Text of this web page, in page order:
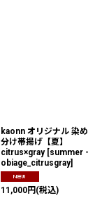
kaonn オリジナル 染め
分け帯揚げ【夏】
citrus×gray [summer -
obiage_citrusgray]
11,000円 (税込)